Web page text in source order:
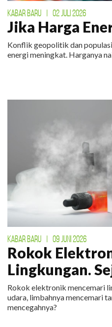
KABAR BARU | 02 JULI 2026
Jika Harga
Konflik geopolitik dan
energi meningkat. Harganya
KABAR BARU | 09 JUNI 2026
Rokok
Lingkungan.
Rokok elektronik mencemari
udara, limbahnya mencemari
mencegahnya?